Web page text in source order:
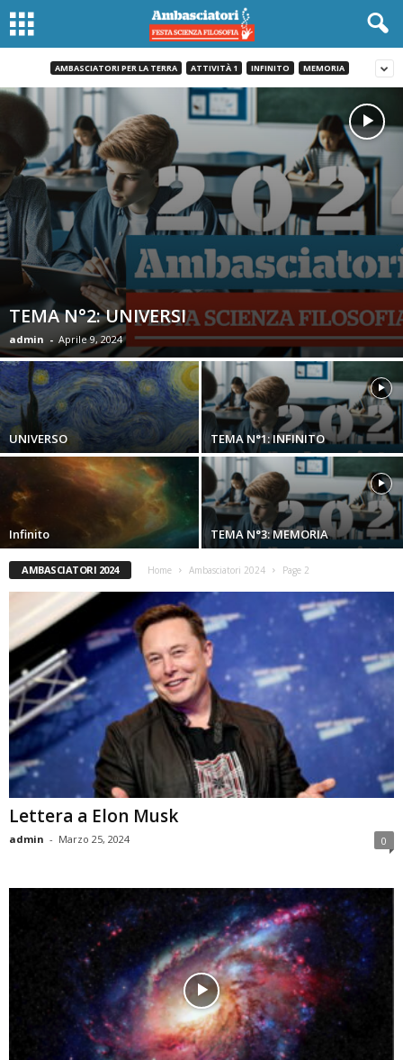
AMBASCIATORI PER LA TERRA ATTIVITÀ 1 INFINITO MEMORIA
TEMA N°2: UNIVERSI
admin - Aprile 9, 2024
UNIVERSO TEMA N°1: INFINITO
Infinito TEMA N°3: MEMORIA
AMBASCIATORI 2024 Home Ambasciatori 2024 Page 2
Lettera a Elon Musk
admin - Marzo 25, 2024 0